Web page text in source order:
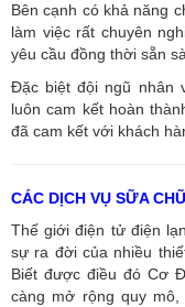
Bên cạnh có khả năng
làm việc rất chuyên
yêu cầu đồng thời sẵn
Đặc biệt đội ngũ nhân
luôn cam kết hoàn
đã cam kết với khách
CÁC DỊCH VỤ SỮA
Thế giới điện tử điện
sự ra đời của nhiều
Biết được điều đó Cơ
càng mở rộng quy